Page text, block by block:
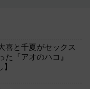
喜と千夏がセックス
た『アオのハコ』